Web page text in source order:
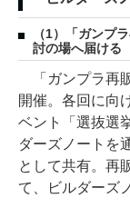
（1）「ガンプ
討の場へ届ける
「ガンプラ再
開催。各回に向
ベント「選抜選
ダーズノートを
として共有。再
て、ビルダーズ